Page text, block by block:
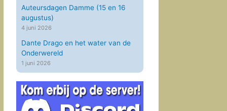
Auteursdagen Damme (15 en 16
augustus)
4 juni 2026
Dante Drago en het water van de
Onderwereld
1 juni 2026